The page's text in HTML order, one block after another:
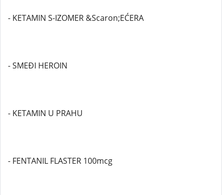
- KETAMIN S-IZOMER &Scaron;EĆERA
- SMEĐI HEROIN
- KETAMIN U PRAHU
- FENTANIL FLASTER 100mcg